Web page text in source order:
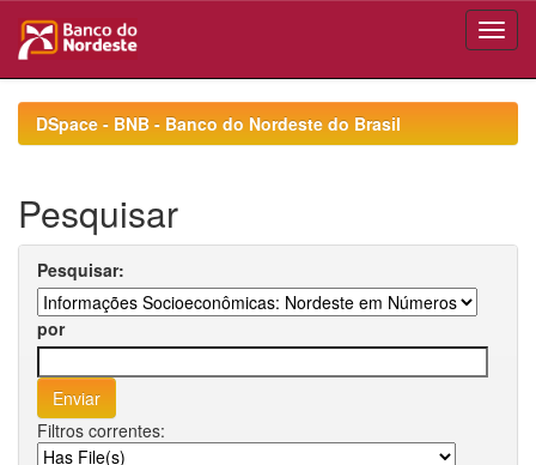
navigationDSpace - BNB - Banco do Nordeste do Brasil
Pesquisar
Pesquisar:
por
Filtros correntes: